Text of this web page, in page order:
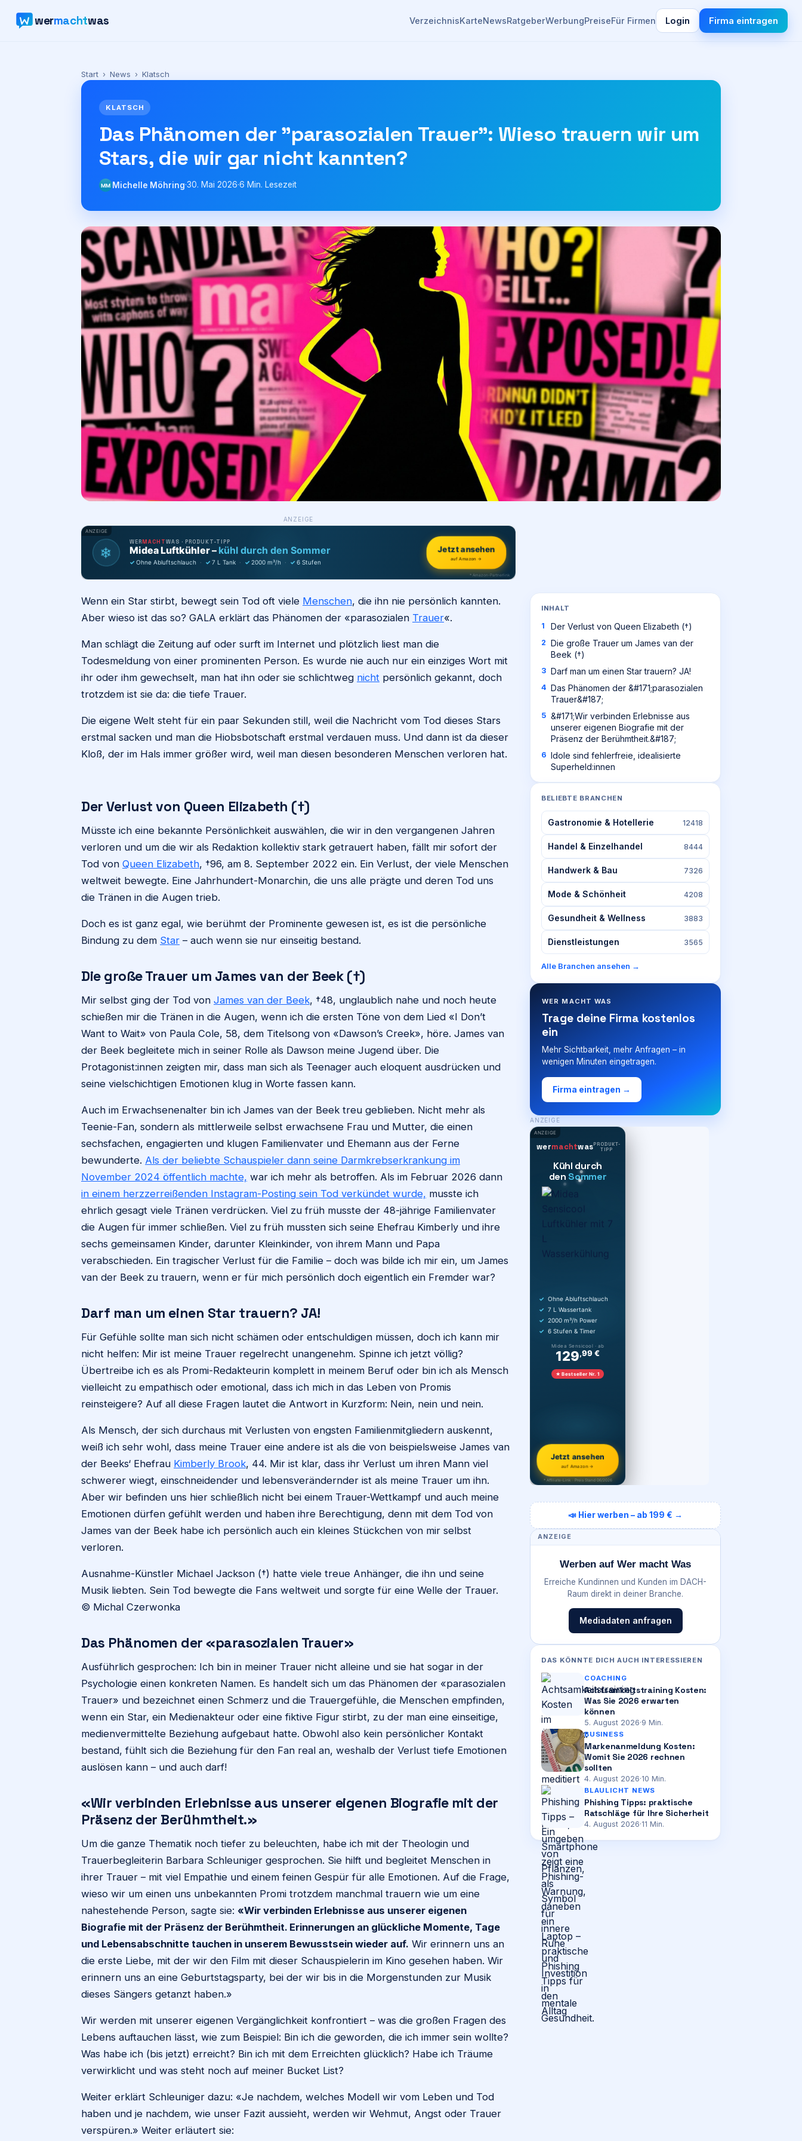
wermachtwas VerzeichnisKarteNewsRatgeberWerbungPreiseFür Firmen Login Firma eintragen
Start › News › Klatsch
KLATSCH
Das Phänomen der "parasozialen Trauer": Wieso trauern wir um
Stars, die wir gar nicht kannten?
MM Michelle Möhring·30. Mai 2026·6 Min. Lesezeit
ANZEIGE
ANZEIGE
❄
WERMACHTWAS · PRODUKT-TIPP
Midea Luftkühler – kühl durch den Sommer
✓ Ohne Abluftschlauch · ✓ 7 L Tank · ✓ 2000 m³/h · ✓ 6 Stufen
Jetzt ansehen
auf Amazon →
* Amazon-Partnerlink
Wenn ein Star stirbt, bewegt sein Tod oft viele Menschen, die ihn nie persönlich kannten.
Aber wieso ist das so? GALA erklärt das Phänomen der «parasozialen Trauer«.
Man schlägt die Zeitung auf oder surft im Internet und plötzlich liest man die
Todesmeldung von einer prominenten Person. Es wurde nie auch nur ein einziges Wort mit
ihr oder ihm gewechselt, man hat ihn oder sie schlichtweg nicht persönlich gekannt, doch
trotzdem ist sie da: die tiefe Trauer.
Die eigene Welt steht für ein paar Sekunden still, weil die Nachricht vom Tod dieses Stars
erstmal sacken und man die Hiobsbotschaft erstmal verdauen muss. Und dann ist da dieser
Kloß, der im Hals immer größer wird, weil man diesen besonderen Menschen verloren hat.
Der Verlust von Queen Elizabeth (†)
Müsste ich eine bekannte Persönlichkeit auswählen, die wir in den vergangenen Jahren
verloren und um die wir als Redaktion kollektiv stark getrauert haben, fällt mir sofort der
Tod von Queen Elizabeth, †96, am 8. September 2022 ein. Ein Verlust, der viele Menschen
weltweit bewegte. Eine Jahrhundert-Monarchin, die uns alle prägte und deren Tod uns
die Tränen in die Augen trieb.
Doch es ist ganz egal, wie berühmt der Prominente gewesen ist, es ist die persönliche
Bindung zu dem Star – auch wenn sie nur einseitig bestand.
Die große Trauer um James van der Beek (†)
Mir selbst ging der Tod von James van der Beek, †48, unglaublich nahe und noch heute
schießen mir die Tränen in die Augen, wenn ich die ersten Töne von dem Lied «I Don’t
Want to Wait» von Paula Cole, 58, dem Titelsong von «Dawson’s Creek», höre. James van
der Beek begleitete mich in seiner Rolle als Dawson meine Jugend über. Die
Protagonist:innen zeigten mir, dass man sich als Teenager auch eloquent ausdrücken und
seine vielschichtigen Emotionen klug in Worte fassen kann.
Auch im Erwachsenenalter bin ich James van der Beek treu geblieben. Nicht mehr als
Teenie-Fan, sondern als mittlerweile selbst erwachsene Frau und Mutter, die einen
sechsfachen, engagierten und klugen Familienvater und Ehemann aus der Ferne
bewunderte. Als der beliebte Schauspieler dann seine Darmkrebserkrankung im
November 2024 öffentlich machte, war ich mehr als betroffen. Als im Februar 2026 dann
in einem herzzerreißenden Instagram-Posting sein Tod verkündet wurde, musste ich
ehrlich gesagt viele Tränen verdrücken. Viel zu früh musste der 48-jährige Familienvater
die Augen für immer schließen. Viel zu früh mussten sich seine Ehefrau Kimberly und ihre
sechs gemeinsamen Kinder, darunter Kleinkinder, von ihrem Mann und Papa
verabschieden. Ein tragischer Verlust für die Familie – doch was bilde ich mir ein, um James
van der Beek zu trauern, wenn er für mich persönlich doch eigentlich ein Fremder war?
Darf man um einen Star trauern? JA!
Für Gefühle sollte man sich nicht schämen oder entschuldigen müssen, doch ich kann mir
nicht helfen: Mir ist meine Trauer regelrecht unangenehm. Spinne ich jetzt völlig?
Übertreibe ich es als Promi-Redakteurin komplett in meinem Beruf oder bin ich als Mensch
vielleicht zu empathisch oder emotional, dass ich mich in das Leben von Promis
reinsteigere? Auf all diese Fragen lautet die Antwort in Kurzform: Nein, nein und nein.
Als Mensch, der sich durchaus mit Verlusten von engsten Familienmitgliedern auskennt,
weiß ich sehr wohl, dass meine Trauer eine andere ist als die von beispielsweise James van
der Beeks‘ Ehefrau Kimberly Brook, 44. Mir ist klar, dass ihr Verlust um ihren Mann viel
schwerer wiegt, einschneidender und lebensverändernder ist als meine Trauer um ihn.
Aber wir befinden uns hier schließlich nicht bei einem Trauer-Wettkampf und auch meine
Emotionen dürfen gefühlt werden und haben ihre Berechtigung, denn mit dem Tod von
James van der Beek habe ich persönlich auch ein kleines Stückchen von mir selbst
verloren.
Ausnahme-Künstler Michael Jackson (†) hatte viele treue Anhänger, die ihn und seine
Musik liebten. Sein Tod bewegte die Fans weltweit und sorgte für eine Welle der Trauer.
© Michal Czerwonka
Das Phänomen der «parasozialen Trauer»
Ausführlich gesprochen: Ich bin in meiner Trauer nicht alleine und sie hat sogar in der
Psychologie einen konkreten Namen. Es handelt sich um das Phänomen der «parasozialen
Trauer» und bezeichnet einen Schmerz und die Trauergefühle, die Menschen empfinden,
wenn ein Star, ein Medienakteur oder eine fiktive Figur stirbt, zu der man eine einseitige,
medienvermittelte Beziehung aufgebaut hatte. Obwohl also kein persönlicher Kontakt
bestand, fühlt sich die Beziehung für den Fan real an, weshalb der Verlust tiefe Emotionen
auslösen kann – und auch darf!
«Wir verbinden Erlebnisse aus unserer eigenen Biografie mit der
Präsenz der Berühmtheit.»
Um die ganze Thematik noch tiefer zu beleuchten, habe ich mit der Theologin und
Trauerbegleiterin Barbara Schleuniger gesprochen. Sie hilft und begleitet Menschen in
ihrer Trauer – mit viel Empathie und einem feinen Gespür für alle Emotionen. Auf die Frage,
wieso wir um einen uns unbekannten Promi trotzdem manchmal trauern wie um eine
nahestehende Person, sagte sie: «Wir verbinden Erlebnisse aus unserer eigenen
Biografie mit der Präsenz der Berühmtheit. Erinnerungen an glückliche Momente, Tage
und Lebensabschnitte tauchen in unserem Bewusstsein wieder auf. Wir erinnern uns an
die erste Liebe, mit der wir den Film mit dieser Schauspielerin im Kino gesehen haben. Wir
erinnern uns an eine Geburtstagsparty, bei der wir bis in die Morgenstunden zur Musik
dieses Sängers getanzt haben.»
Wir werden mit unserer eigenen Vergänglichkeit konfrontiert – was die großen Fragen des
Lebens auftauchen lässt, wie zum Beispiel: Bin ich die geworden, die ich immer sein wollte?
Was habe ich (bis jetzt) erreicht? Bin ich mit dem Erreichten glücklich? Habe ich Träume
verwirklicht und was steht noch auf meiner Bucket List?
Weiter erklärt Schleuniger dazu: «Je nachdem, welches Modell wir vom Leben und Tod
haben und je nachdem, wie unser Fazit aussieht, werden wir Wehmut, Angst oder Trauer
verspüren.» Weiter erläutert sie:
INHALT
Der Verlust von Queen Elizabeth (†)
Die große Trauer um James van der
Beek (†)
Darf man um einen Star trauern? JA!
Das Phänomen der &#171;parasozialen
Trauer&#187;
&#171;Wir verbinden Erlebnisse aus
unserer eigenen Biografie mit der
Präsenz der Berühmtheit.&#187;
Idole sind fehlerfreie, idealisierte
Superheld:innen
BELIEBTE BRANCHEN
Gastronomie & Hotellerie 12418
Handel & Einzelhandel 8444
Handwerk & Bau 7326
Mode & Schönheit 4208
Gesundheit & Wellness 3883
Dienstleistungen 3565
Alle Branchen ansehen →
WER MACHT WAS
Trage deine Firma kostenlos
ein
Mehr Sichtbarkeit, mehr Anfragen – in
wenigen Minuten eingetragen.
Firma eintragen →
ANZEIGE
ANZEIGE
wermachtwasPRODUKT-
TIPP
Kühl durch
den Sommer
Ohne Abluftschlauch
7 L Wassertank
2000 m³/h Power
6 Stufen & Timer
Midea Sensicool · ab
129,99 €
★ Bestseller Nr. 1
Jetzt ansehen
auf Amazon →
* Affiliate-Link · Preis Stand 06/2026
📣 Hier werben – ab 199 € →
ANZEIGE
Werben auf Wer macht Was
Erreiche Kundinnen und Kunden im DACH-
Raum direkt in deiner Branche.
Mediadaten anfragen
DAS KÖNNTE DICH AUCH INTERESSIEREN
COACHING
Achtsamkeitstraining Kosten:
Was Sie 2026 erwarten
können
5. August 2026·9 Min.
BUSINESS
Markenanmeldung Kosten:
Womit Sie 2026 rechnen
sollten
4. August 2026·10 Min.
BLAULICHT NEWS
Phishing Tipps: praktische
Ratschläge für Ihre Sicherheit
4. August 2026·11 Min.